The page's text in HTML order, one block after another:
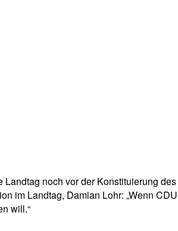
noch vor der Konstituierung
im Landtag, Damian Lohr: „Wenn
will.“